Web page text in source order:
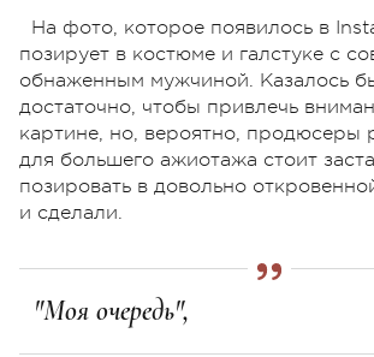
На фото, которое появилось в
позирует в костюме и галстуке с
обнаженным мужчиной. Казалось
достаточно, чтобы привлечь
картине, но, вероятно, продюсеры
для большего ажиотажа стоит
позировать в довольно
и сделали.
"Моя очередь",